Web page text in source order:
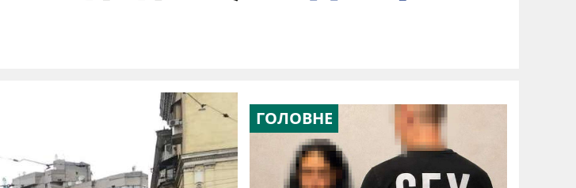
ГОЛОВНЕ